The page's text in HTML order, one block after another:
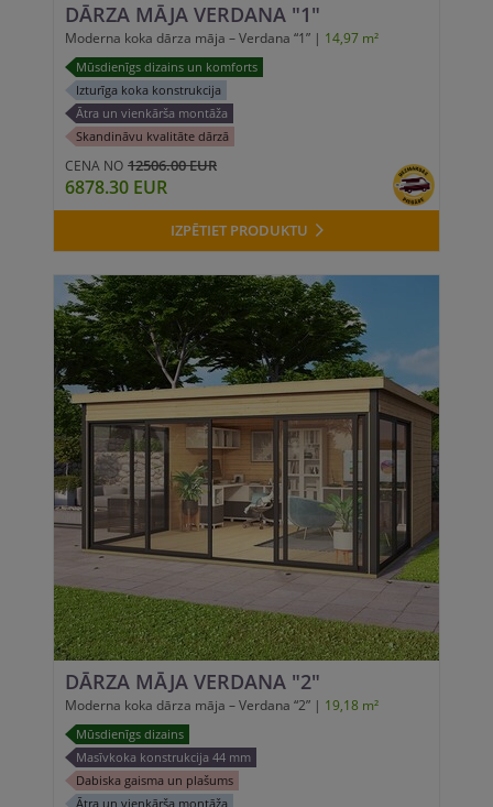
DĀRZA MĀJA VERDANA "1"
Moderna koka dārza māja – Verdana “1” | 14,97 m²
Mūsdienīgs dizains un komforts
Izturīga koka konstrukcija
Ātra un vienkārša montāža
Skandināvu kvalitāte dārzā
CENA NO 12506.00 EUR
6878.30 EUR
IZPĒTIET PRODUKTU
DĀRZA MĀJA VERDANA "2"
Moderna koka dārza māja – Verdana “2” | 19,18 m²
Mūsdienīgs dizains
Masīvkoka konstrukcija 44 mm
Dabiska gaisma un plašums
Ātra un vienkārša montāža